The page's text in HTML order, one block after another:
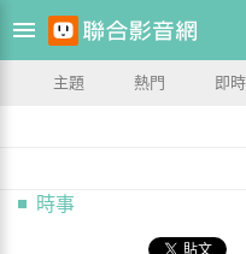
主題 熱門 即時
時事